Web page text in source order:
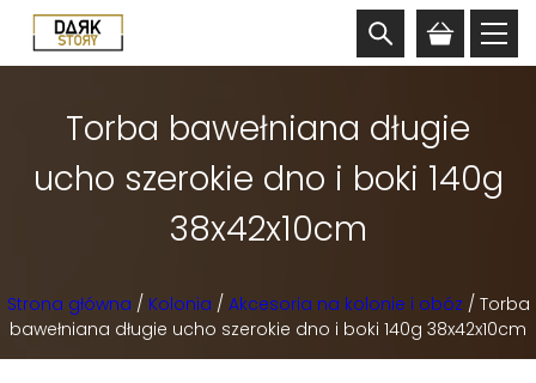
Torba bawełniana długie
ucho szerokie dno i boki 140g
38x42x10cm
Strona główna / Kolonia / Akcesoria na kolonie i obóz / Torba
bawełniana długie ucho szerokie dno i boki 140g 38x42x10cm